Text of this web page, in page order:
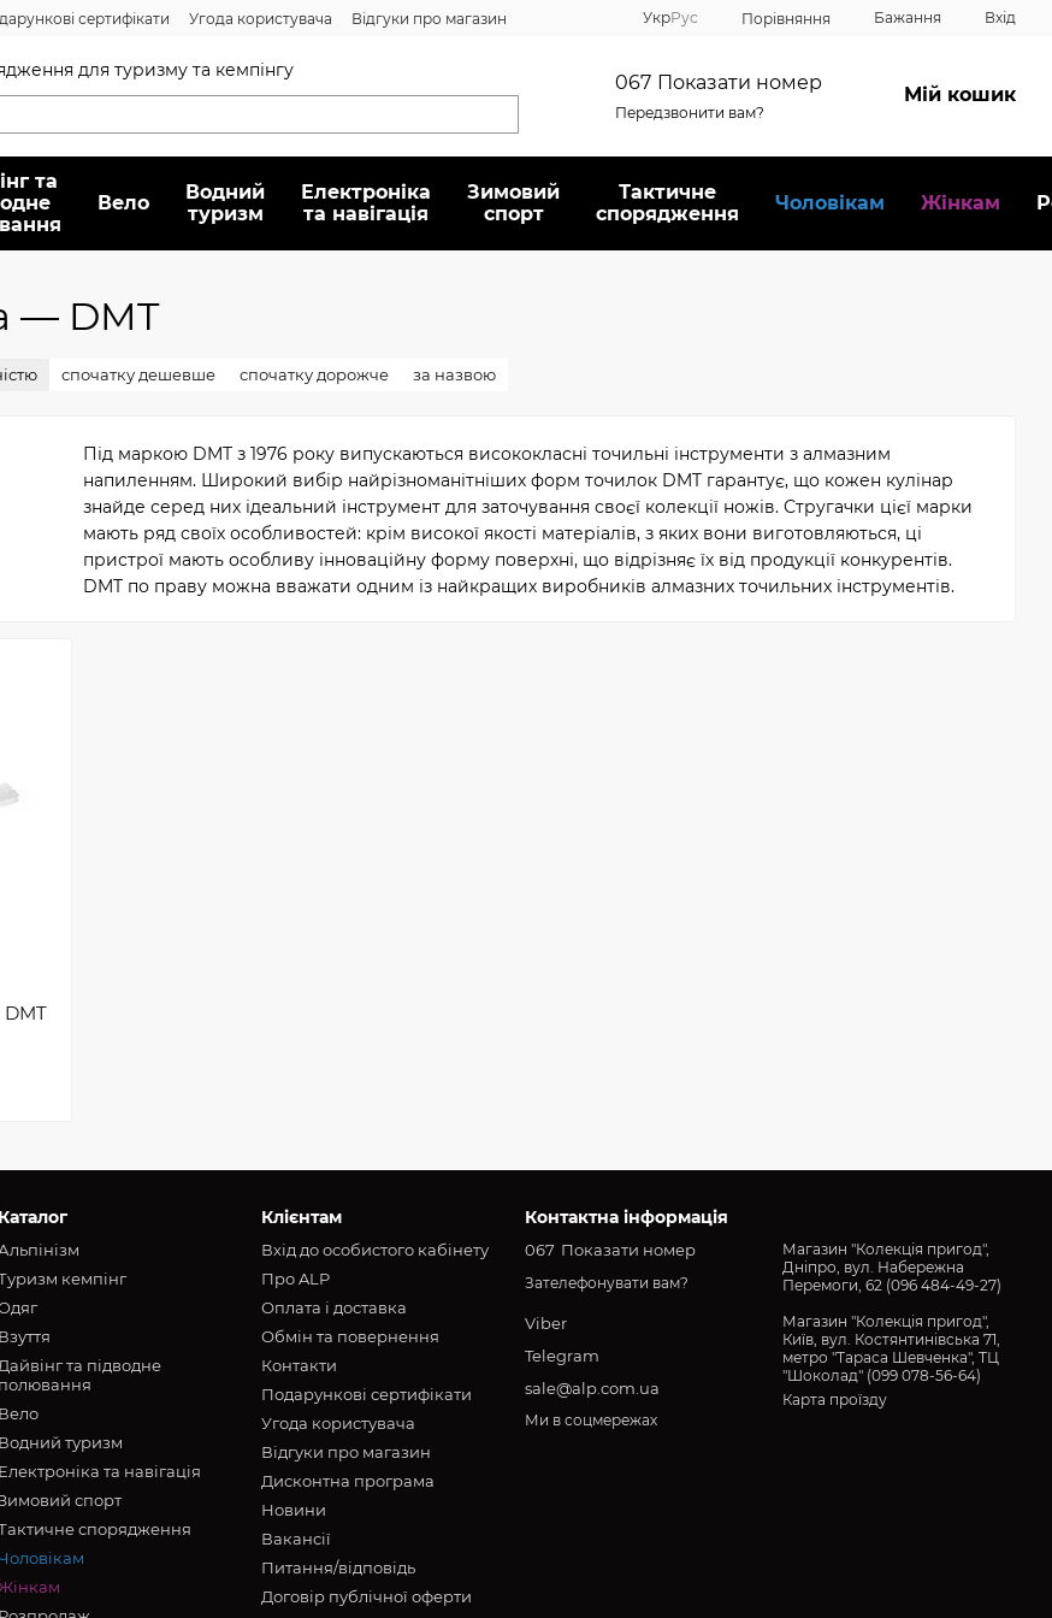
сертифікати Угода користувача
Відгуки про магазин
УкрРус Порівняння Бажання Вхід
для туризму та кемпінгу
067 Показати номер
Передзвонити вам?
Мій кошик
та
Вело
Водний
туризм
Електроніка
та навігація
Зимовий
спорт
Тактичне
спорядження
Чоловікам Жінкам
— DMT
спочатку дешевше спочатку дорожче за назвою
Під маркою DMT з 1976 року випускаються висококласні точильні інструменти з алмазним
напиленням. Широкий вибір найрізноманітніших форм точилок DMT гарантує, що кожен кулінар
знайде серед них ідеальний інструмент для заточування своєї колекції ножів. Стругачки цієї марки
мають ряд своїх особливостей: крім високої якості матеріалів, з яких вони виготовляються, ці
пристрої мають особливу інноваційну форму поверхні, що відрізняє їх від продукції конкурентів.
DMT по праву можна вважати одним із найкращих виробників алмазних точильних інструментів.
Каталог
кемпінг
Взуття
Дайвінг та підводне
полювання
Вело
Водний туризм
Електроніка та навігація
спорт
спорядження
Жінкам
Клієнтам
Вхід до особистого кабінету
Про ALP
Оплата і доставка
Обмін та повернення
Контакти
Подарункові сертифікати
Угода користувача
Відгуки про магазин
Дисконтна програма
Новини
Вакансії
Питання/відповідь
Договір публічної оферти
Контактна інформація
067 Показати номер
Зателефонувати вам?
Viber
Telegram
sale@alp.com.ua
Магазин "Колекція пригод",
Дніпро, вул. Набережна
Перемоги, 62 (096 484-49-27)
Магазин "Колекція пригод",
Київ, вул. Костянтинівська 71,
метро "Тараса Шевченка", ТЦ
"Шоколад" (099 078-56-64)
Карта проїзду
Ми в соцмережах